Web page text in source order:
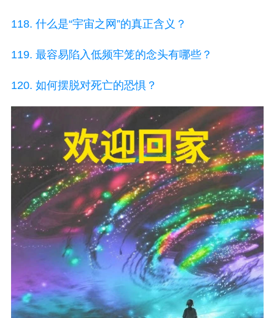
118. 什么是“宇宙之网”的真正含义？
119. 最容易陷入低频牢笼的念头有哪些？
120. 如何摆脱对死亡的恐惧？